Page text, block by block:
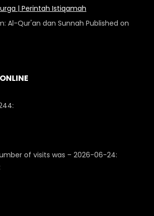
| Perintah Istiqamah
Al-Qur'an dan Sunnah Published on
of visits was – 2026-06-24: